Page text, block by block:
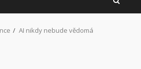
AI nikdy nebude vědomá